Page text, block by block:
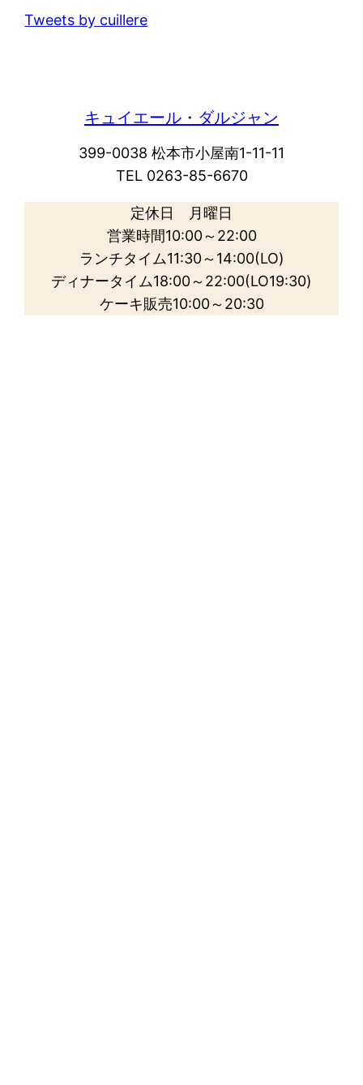
Tweets by cuillere
キュイエール・ダルジャン
399-0038 松本市小屋南1-11-11
TEL 0263-85-6670
定休日 月曜日
営業時間10:00～22:00
ランチタイム11:30～14:00(LO)
ディナータイム18:00～22:00(LO19:30)
ケーキ販売10:00～20:30